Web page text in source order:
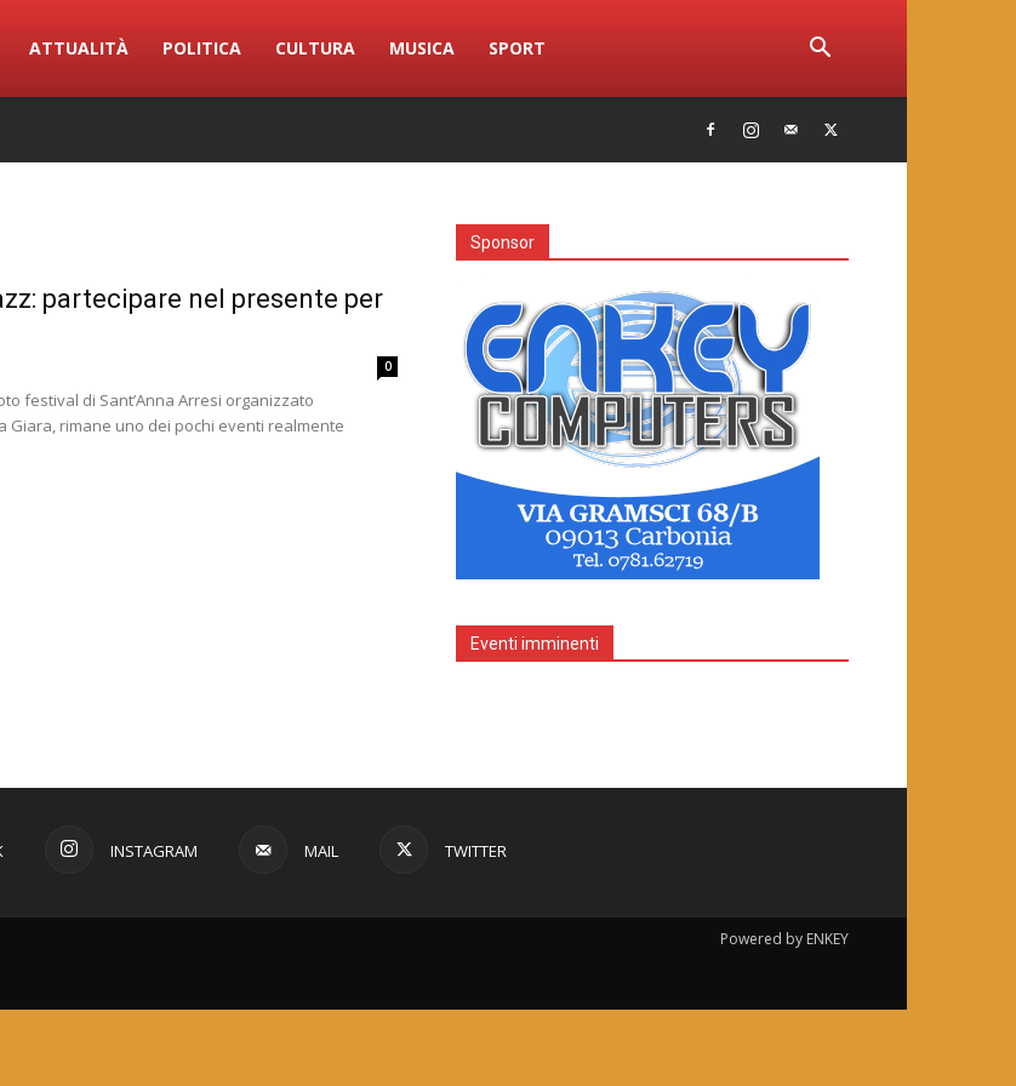
ATTUALITÀ POLITICA CULTURA MUSICA SPORT
partecipare nel presente per
0
festival di Sant’Anna Arresi organizzato
Giara, rimane uno dei pochi eventi realmente
Sponsor
Eventi imminenti
INSTAGRAM MAIL TWITTER
Powered by ENKEY